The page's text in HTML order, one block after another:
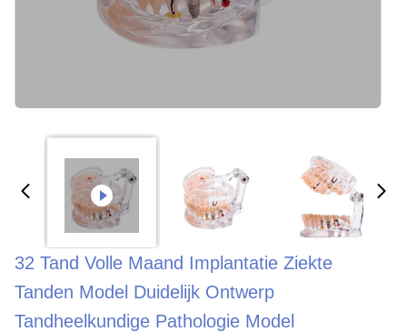
32 Tand Volle Maand Implantatie Ziekte
Tanden Model Duidelijk Ontwerp
Tandheelkundige Pathologie Model